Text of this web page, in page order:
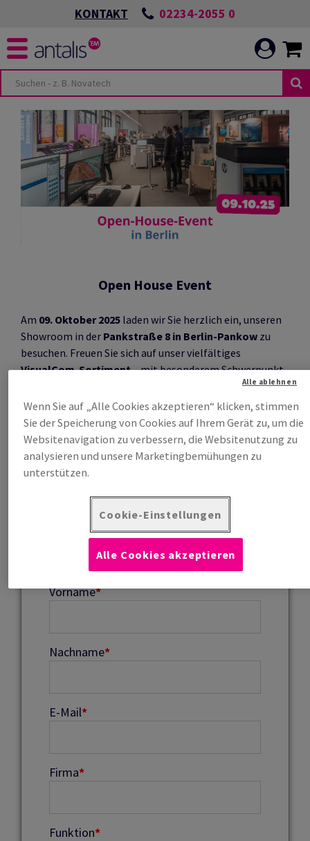
KONTAKT 02234-2055 0
Open House Event
Am 09. Oktober 2025 laden wir Sie herzlich ein, unseren
Showroom in der Pankstraße 8 in Berlin-Pankow zu
besuchen. Freuen Sie sich auf unser vielfältiges
VisualCom-Sortiment– mit besonderem Schwerpunkt
Freuen Sie sich schon jetzt auf einen spannenden Tag
voller Informationen, Innovationen und lebendigem
Austausch mit Expertinnen und Experten der Hersteller,
unserem Vertriebs- und Technikteam sowie Kolleginnen
und Kollegen aus der Branche.
*
Vorname*
Nachname*
E-Mail*
Firma*
Funktion*
Wenn Sie auf „Alle Cookies akzeptieren“ klicken, stimmen
Sie der Speicherung von Cookies auf Ihrem Gerät zu, um die
Websitenavigation zu verbessern, die Websitenutzung zu
analysieren und unsere Marketingbemühungen zu
unterstützen.
Cookie-Einstellungen
Alle ablehnen
Alle Cookies akzeptieren